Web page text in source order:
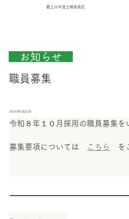
最上川中流土地改良区
お知らせ
職員募集
2026年6月25日
令和８年１０月採用の職員募集を
募集要項については こちら を